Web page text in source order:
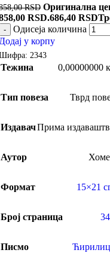
RSD Оригинална
RSD.686,40 RSD
- Одисеја количина
у корпу
2343
Тежина 0,00000000
Тип повеза Тврд
ИздавачПрима
Аутор
Формат 15×21
Број страница
Писмо